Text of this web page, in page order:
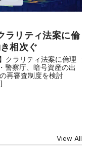
ラリティ法案に倫
相次ぐ
クラリティ法案に倫理
警察庁、暗号資産の出
再審査制度を検討
View All